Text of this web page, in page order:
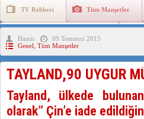
SAADET PARTİSİ
İŞGALCİ
TV Rehberi Tüm Manşetler
Uygurlarda Düğün ve Cenaze
Hamit
09 Temmuz 2015
Genel Tüm Manşetler
TAYLAND,90 UYGUR
Tayland, ülkede
olarak” Çin’e iade